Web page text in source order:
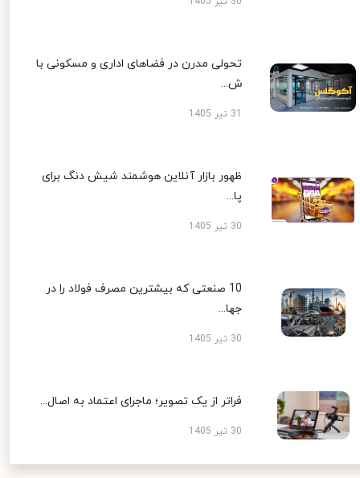
تحولی مدرن در فضاهای اداری و مسکونی با
ش...
ظهور بازار آنلاین هوشمند شیش دنگ برای
پا...
30 تیر 1405
10 صنعتی که بیشترین مصرف فولاد را در
جها...
30 تیر 1405
فراتر از یک تصویر؛ ماجرای اعتماد به اصال...
30 تیر 1405